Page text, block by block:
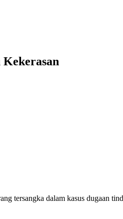
Kekerasan
tersangka dalam kasus dugaan